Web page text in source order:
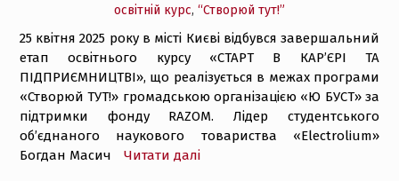
освітній курс, “Створюй тут!”
25 квітня 2025 року в місті Києві відбувся завершальний
етап освітнього курсу «СТАРТ В КАР’ЄРІ ТА
ПІДПРИЄМНИЦТВІ», що реалізується в межах програми
«Створюй ТУТ!» громадською організацією «Ю БУСТ» за
підтримки фонду RAZOM. Лідер студентського
об’єднаного наукового товариства «Electrolium»
Богдан Масич
Читати далі